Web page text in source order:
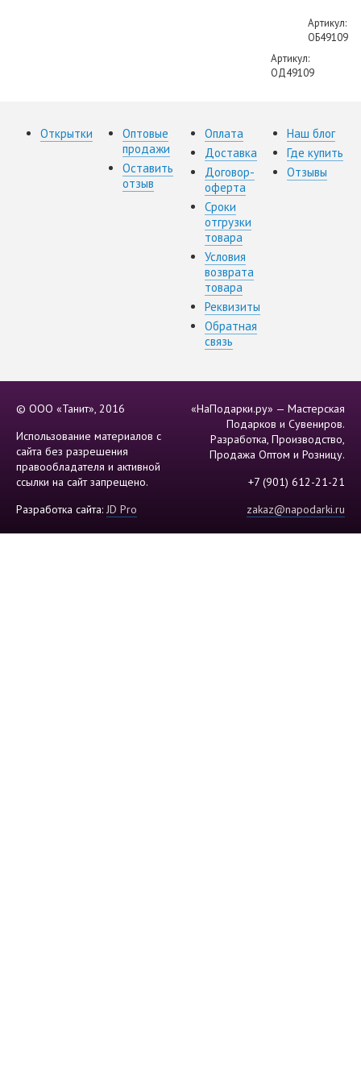
Артикул:
ОД49109
Артикул:
ОБ49109
Открытки
Оптовые
продажи
Оставить
отзыв
Оплата
Доставка
Договор-
оферта
Сроки
отгрузки
товара
Условия
возврата
товара
Реквизиты
Обратная
связь
Наш блог
Где купить
Отзывы
© ООО «Танит», 2016
Использование материалов с
сайта без разрешения
правообладателя и активной
ссылки на сайт запрещено.
Разработка сайта: JD Pro
«НаПодарки.ру» — Мастерская
Подарков и Сувениров.
Разработка, Производство,
Продажа Оптом и Розницу.
+7 (901) 612-21-21
zakaz@napodarki.ru